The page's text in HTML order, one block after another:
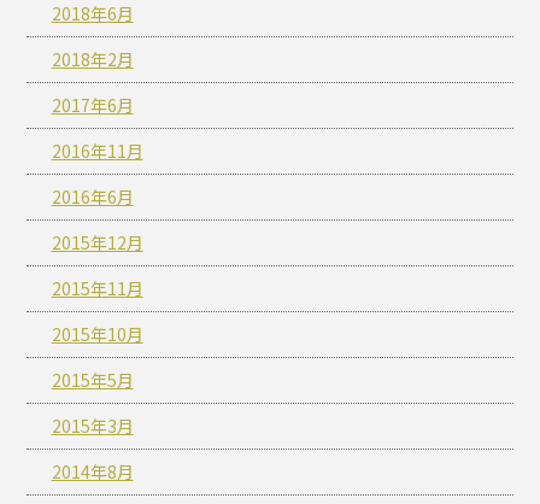
2018年6月
2018年2月
2017年6月
2016年11月
2016年6月
2015年12月
2015年11月
2015年10月
2015年5月
2015年3月
2014年8月